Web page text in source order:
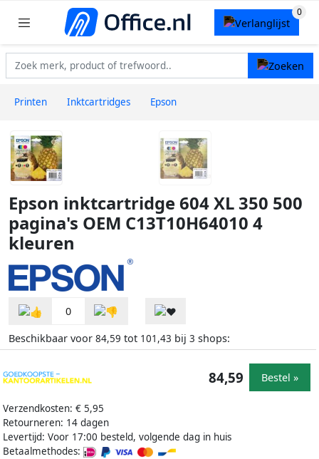
Printen Inktcartridges Epson
Epson inktcartridge 604 XL 350 500
pagina's OEM C13T10H64010 4
kleuren
0
Beschikbaar voor 84,59 tot 101,43 bij 3 shops:
Verzendkosten: € 5,95
Retourneren: 14 dagen
Levertijd: Voor 17:00 besteld, volgende dag in huis
Betaalmethodes:
84,59 Bestel »